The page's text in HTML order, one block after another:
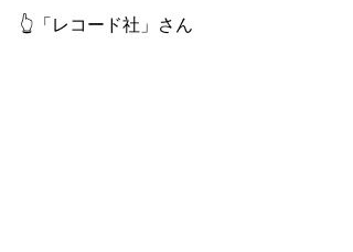
👆「レコード社」さん